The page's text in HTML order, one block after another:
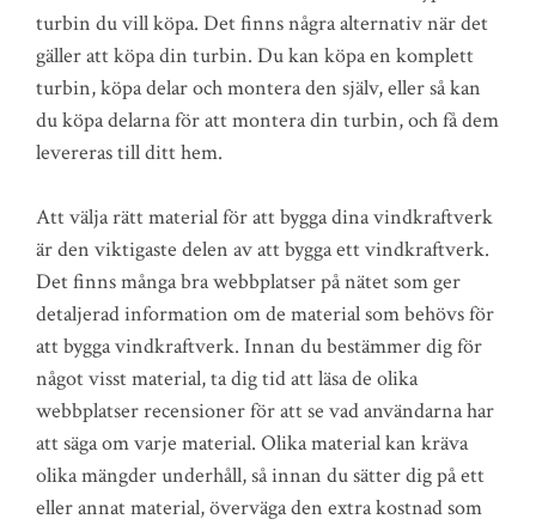
turbin du vill köpa. Det finns några alternativ när det
gäller att köpa din turbin. Du kan köpa en komplett
turbin, köpa delar och montera den själv, eller så kan
du köpa delarna för att montera din turbin, och få dem
levereras till ditt hem.
Att välja rätt material för att bygga dina vindkraftverk
är den viktigaste delen av att bygga ett vindkraftverk.
Det finns många bra webbplatser på nätet som ger
detaljerad information om de material som behövs för
att bygga vindkraftverk. Innan du bestämmer dig för
något visst material, ta dig tid att läsa de olika
webbplatser recensioner för att se vad användarna har
att säga om varje material. Olika material kan kräva
olika mängder underhåll, så innan du sätter dig på ett
eller annat material, överväga den extra kostnad som